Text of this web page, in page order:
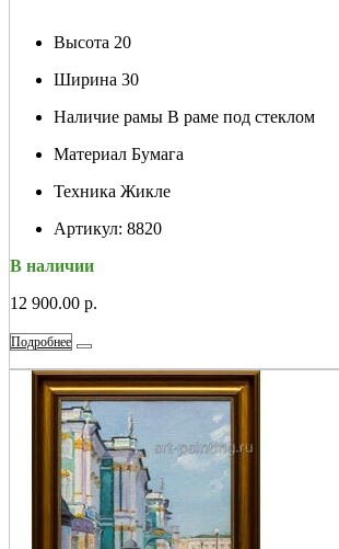
Высота 20
Ширина 30
Наличие рамы В раме под стеклом
Материал Бумага
Техника Жикле
Артикул: 8820
В наличии
12 900.00 р.
Подробнее